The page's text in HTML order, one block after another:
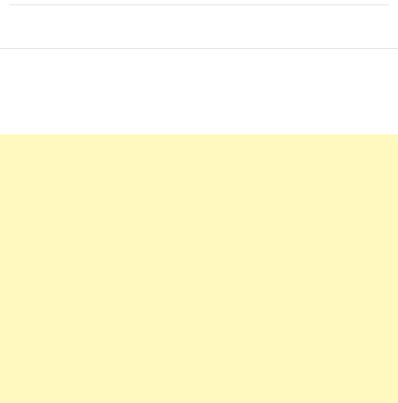
ー
ン